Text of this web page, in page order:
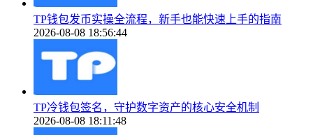
TP钱包发币实操全流程，新手也能快速上手的指南
2026-08-08 18:56:44
TP冷钱包签名，守护数字资产的核心安全机制
2026-08-08 18:11:48